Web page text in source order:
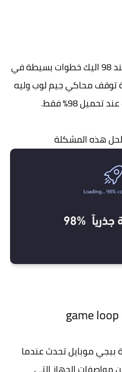
توقف محاكي جيم لوب عند 98 اليك خطوات بسيطة في
توقف محاكي جيم لوب وليه
98% فقط.
هذه المشكلة
موبايل تحدث عندما